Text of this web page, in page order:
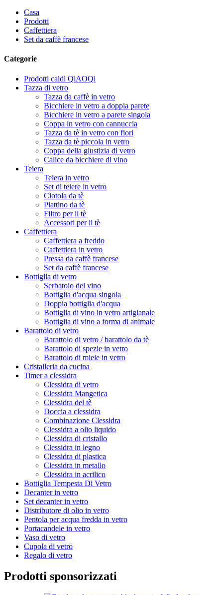
Casa
Prodotti
Caffettiera
Set da caffè francese
Categorie
Prodotti caldi QiAOQi
Tazza di vetro
Tazza da caffè in vetro
Bicchiere in vetro a doppia parete
Bicchiere in vetro a parete singola
Coppa in vetro con cannuccia
Tazza da tè in vetro con fiori
Tazza da tè piccola in vetro
Coppa della giustizia di vetro
Calice da bicchiere di vino
Teiera
Teiera in vetro
Set di teiere in vetro
Ciotola da tè
Piattino da tè
Filtro per il tè
Accessori per il tè
Caffettiera
Caffettiera a freddo
Caffettiera in vetro
Pressa da caffè francese
Set da caffè francese
Bottiglia di vetro
Serbatoio del vino
Bottiglia d'acqua singola
Doppia bottiglia d'acqua
Bottiglia di vino in vetro artigianale
Bottiglia di vino a forma di animale
Barattolo di vetro
Barattolo di vetro / barattolo da tè
Barattolo di spezie in vetro
Barattolo di miele in vetro
Cristalleria da cucina
Timer a clessidra
Clessidra di vetro
Clessidra Mangetica
Clessidra del tè
Doccia a clessidra
Combinazione Clessidra
Clessidra a olio liquido
Clessidra di cristallo
Clessidra in legno
Clessidra di plastica
Clessidra in metallo
Clessidra in acrilico
Bottiglia Tempesta Di Vetro
Decanter in vetro
Set decanter in vetro
Distributore di olio in vetro
Pentola per acqua fredda in vetro
Portacandele in vetro
Vaso di vetro
Cupola di vetro
Regalo di vetro
Prodotti sponsorizzati